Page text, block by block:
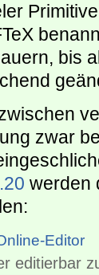
bis
zwar
werden
Editor
editierbar